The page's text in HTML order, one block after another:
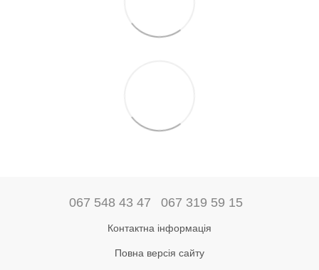
067 548 43 47 067 319 59 15
Контактна інформація
Повна версія сайту